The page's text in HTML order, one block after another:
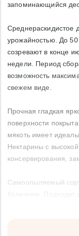
запоминающийся
Среднераскидистое
урожайностью. До
созревают в конце
недели. Период
возможность
свежем виде.
Прочная гладкая
поверхности
мякоть имеет
Нектарины с
консервирования,
Самоопыляемый
болезням. Подходит